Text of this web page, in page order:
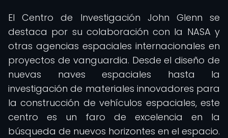
El Centro de Investigación John Glenn se
destaca por su colaboración con la NASA y
otras agencias espaciales internacionales en
proyectos de vanguardia. Desde el diseño de
nuevas naves espaciales hasta la
investigación de materiales innovadores para
la construcción de vehículos espaciales, este
centro es un faro de excelencia en la
búsqueda de nuevos horizontes en el espacio.